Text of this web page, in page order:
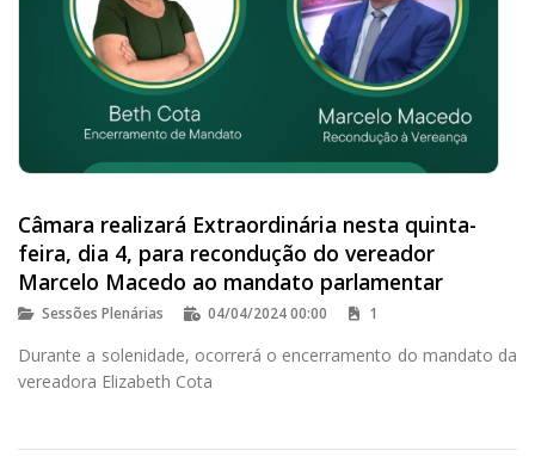
Câmara realizará Extraordinária nesta quinta-
feira, dia 4, para recondução do vereador
Marcelo Macedo ao mandato parlamentar
Sessões Plenárias 04/04/2024 00:00 1
Durante a solenidade, ocorrerá o encerramento do mandato da
vereadora Elizabeth Cota